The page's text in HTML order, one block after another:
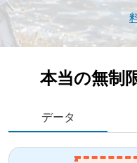
本当の無制
データ